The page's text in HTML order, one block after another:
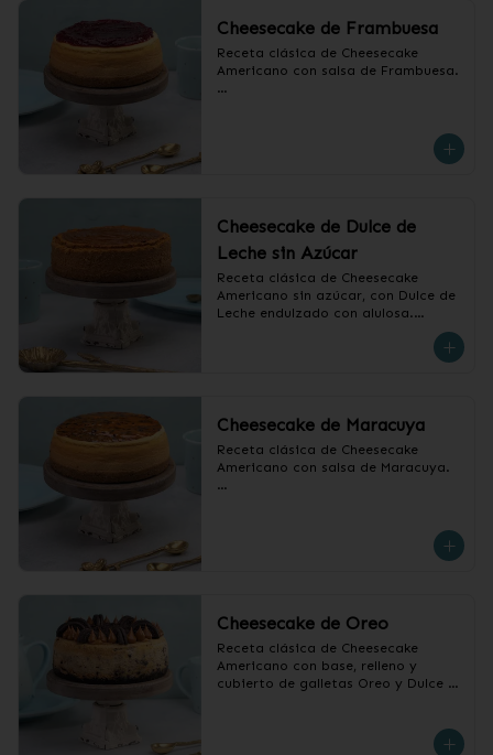
Cheesecake de Frambuesa
Receta clásica de Cheesecake
Americano con salsa de Frambuesa.
Cheesecake de Dulce de
Leche sin Azúcar
Receta clásica de Cheesecake
Americano sin azúcar, con Dulce de
Leche endulzado con alulosa.
Cheesecake de Maracuya
Receta clásica de Cheesecake
Americano con salsa de Maracuya.
Cheesecake de Oreo
Receta clásica de Cheesecake
Americano con base, relleno y
cubierto de galletas Oreo y Dulce